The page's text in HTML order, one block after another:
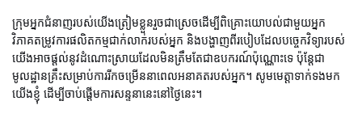
ក្រុមអ្នកជំនាញរបស់យើងត្រៀមខ្លួនរួចជាស្រេចដើម្បីពិគ្រោះយោបល់ជាមួយអ្នក
វិភាគតម្រូវការផលិតកម្មជាក់លាក់របស់អ្នក និងបង្ហាញពីរបៀបដែលបច្ចេកវិទ្យារបស់
យើងអាចផ្តល់នូវដំណោះស្រាយដែលមិនត្រឹមតែជាឧបករណ៍ប៉ុណ្ណោះទេ ប៉ុន្តែជា
មូលដ្ឋានគ្រឹះសម្រាប់ការរីកចម្រើននាពេលអនាគតរបស់អ្នក។ សូមមេត្តាទាក់ទងមក
យើងខ្ញុំ ដើម្បីចាប់ផ្តើមការសន្ទនានេះនៅថ្ងៃនេះ។